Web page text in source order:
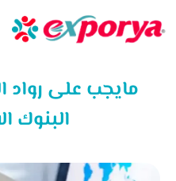
مايجب على رواد
البنوك